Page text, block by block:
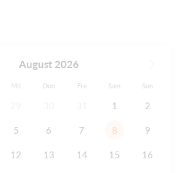
August 2026
Mit Don Fre Sam Son
1 2
5 6 7 8 9
12 13 14 15 16